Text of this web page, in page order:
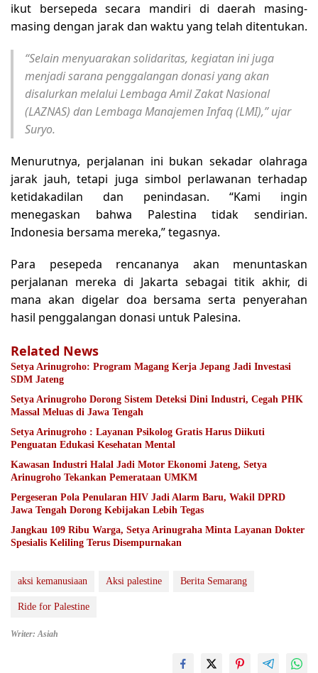
ikut bersepeda secara mandiri di daerah masing-
masing dengan jarak dan waktu yang telah ditentukan.
“Selain menyuarakan solidaritas, kegiatan ini juga
menjadi sarana penggalangan donasi yang akan
disalurkan melalui Lembaga Amil Zakat Nasional
(LAZNAS) dan Lembaga Manajemen Infaq (LMI),” ujar
Suryo.
Menurutnya, perjalanan ini bukan sekadar olahraga
jarak jauh, tetapi juga simbol perlawanan terhadap
ketidakadilan dan penindasan. “Kami ingin
menegaskan bahwa Palestina tidak sendirian.
Indonesia bersama mereka,” tegasnya.
Para pesepeda rencananya akan menuntaskan
perjalanan mereka di Jakarta sebagai titik akhir, di
mana akan digelar doa bersama serta penyerahan
hasil penggalangan donasi untuk Palesina.
Related News
Setya Arinugroho: Program Magang Kerja Jepang Jadi Investasi
SDM Jateng
Setya Arinugroho Dorong Sistem Deteksi Dini Industri, Cegah PHK
Massal Meluas di Jawa Tengah
Setya Arinugroho : Layanan Psikolog Gratis Harus Diikuti
Penguatan Edukasi Kesehatan Mental
Kawasan Industri Halal Jadi Motor Ekonomi Jateng, Setya
Arinugroho Tekankan Pemerataan UMKM
Pergeseran Pola Penularan HIV Jadi Alarm Baru, Wakil DPRD
Jawa Tengah Dorong Kebijakan Lebih Tegas
Jangkau 109 Ribu Warga, Setya Arinugraha Minta Layanan Dokter
Spesialis Keliling Terus Disempurnakan
aksi kemanusiaan Aksi palestine Berita Semarang
Ride for Palestine
Writer: Asiah